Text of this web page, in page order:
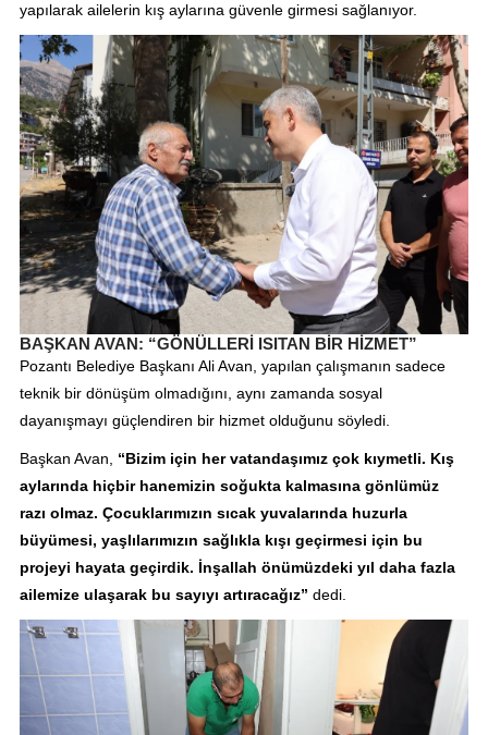
yapılarak ailelerin kış aylarına güvenle girmesi sağlanıyor.
BAŞKAN AVAN: “GÖNÜLLERİ ISITAN BİR HİZMET”
Pozantı Belediye Başkanı Ali Avan, yapılan çalışmanın sadece
teknik bir dönüşüm olmadığını, aynı zamanda sosyal
dayanışmayı güçlendiren bir hizmet olduğunu söyledi.
Başkan Avan, “Bizim için her vatandaşımız çok kıymetli. Kış
aylarında hiçbir hanemizin soğukta kalmasına gönlümüz
razı olmaz. Çocuklarımızın sıcak yuvalarında huzurla
büyümesi, yaşlılarımızın sağlıkla kışı geçirmesi için bu
projeyi hayata geçirdik. İnşallah önümüzdeki yıl daha fazla
ailemize ulaşarak bu sayıyı artıracağız” dedi.